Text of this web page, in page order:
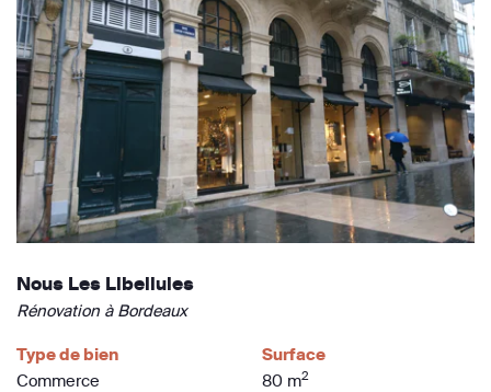
Nous Les Libellules
Rénovation à Bordeaux
Type de bien
Commerce
Surface
80 m2